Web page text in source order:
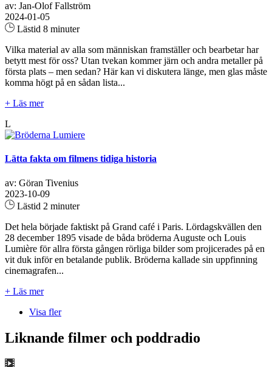
av: Jan-Olof Fallström
2024-01-05
Lästid 8 minuter
Vilka material av alla som människan framställer och bearbetar har
betytt mest för oss? Utan tvekan kommer järn och andra metaller på
första plats – men sedan? Här kan vi diskutera länge, men glas måste
komma högt på en sådan lista...
+ Läs mer
L
Lätta fakta om filmens tidiga historia
av: Göran Tivenius
2023-10-09
Lästid 2 minuter
Det hela började faktiskt på Grand café i Paris. Lördagskvällen den
28 december 1895 visade de båda bröderna Auguste och Louis
Lumière för allra första gången rörliga bilder som projicerades på en
vit duk inför en betalande publik. Bröderna kallade sin uppfinning
cinemagrafen...
+ Läs mer
Visa fler
Liknande filmer och poddradio